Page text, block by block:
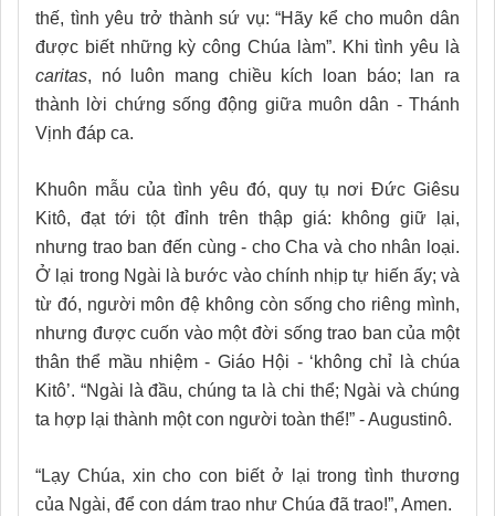
thế, tình yêu trở thành sứ vụ: “Hãy kể cho muôn dân
được biết những kỳ công Chúa làm”. Khi tình yêu là
caritas, nó luôn mang chiều kích loan báo; lan ra
thành lời chứng sống động giữa muôn dân - Thánh
Vịnh đáp ca.
Khuôn mẫu của tình yêu đó, quy tụ nơi Đức Giêsu
Kitô, đạt tới tột đỉnh trên thập giá: không giữ lại,
nhưng trao ban đến cùng - cho Cha và cho nhân loại.
Ở lại trong Ngài là bước vào chính nhịp tự hiến ấy; và
từ đó, người môn đệ không còn sống cho riêng mình,
nhưng được cuốn vào một đời sống trao ban của một
thân thể mầu nhiệm - Giáo Hội - ‘không chỉ là chúa
Kitô’. “Ngài là đầu, chúng ta là chi thể; Ngài và chúng
ta hợp lại thành một con người toàn thể!” - Augustinô.
“Lạy Chúa, xin cho con biết ở lại trong tình thương
của Ngài, để con dám trao như Chúa đã trao!”, Amen.